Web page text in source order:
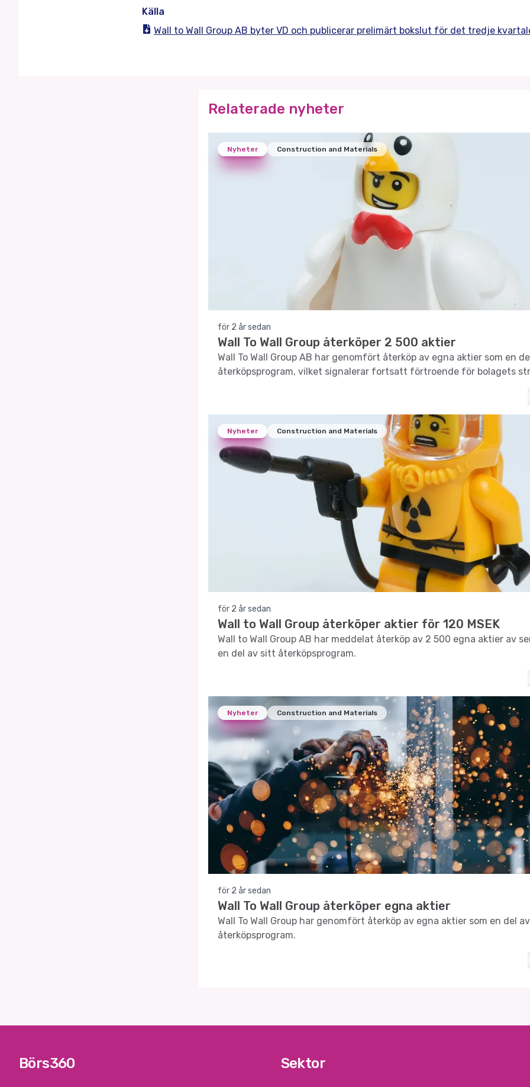
Källa
Wall to Wall Group AB byter VD och publicerar prelimärt bokslut för det tredje
Relaterade nyheter
Nyheter Construction and Materials
för 2 år sedan
Wall To Wall Group återköper 2 500 aktier
Wall To Wall Group AB har genomfört återköp av egna aktier som en
återköpsprogram, vilket signalerar fortsatt förtroende för bolagets
Nyheter Construction and Materials
för 2 år sedan
Wall to Wall Group återköper aktier för 120 MSEK
Wall to Wall Group AB har meddelat återköp av 2 500 egna aktier av
en del av sitt återköpsprogram.
Nyheter Construction and Materials
för 2 år sedan
Wall To Wall Group återköper egna aktier
Wall To Wall Group har genomfört återköp av egna aktier som en del
återköpsprogram.
Börs360 Sektor